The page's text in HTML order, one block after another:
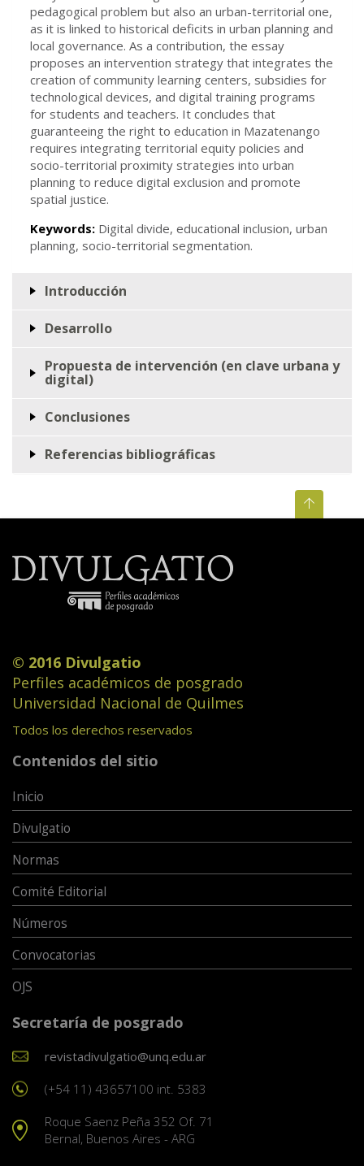
pedagogical problem but also an urban-territorial one,
as it is linked to historical deficits in urban planning and
local governance. As a contribution, the essay
proposes an intervention strategy that integrates the
creation of community learning centers, subsidies for
technological devices, and digital training programs
for students and teachers. It concludes that
guaranteeing the right to education in Mazatenango
requires integrating territorial equity policies and
socio-territorial proximity strategies into urban
planning to reduce digital exclusion and promote
spatial justice.
Keywords: Digital divide, educational inclusion, urban
planning, socio-territorial segmentation.
Introducción
Desarrollo
Propuesta de intervención (en clave urbana y
digital)
Conclusiones
Referencias bibliográficas
© 2016 Divulgatio
Perfiles académicos de posgrado
Universidad Nacional de Quilmes
Todos los derechos reservados
Contenidos del sitio
Inicio
Divulgatio
Normas
Comité Editorial
Números
Convocatorias
OJS
Secretaría de posgrado
revistadivulgatio@unq.edu.ar
(+54 11) 43657100 int. 5383
Roque Saenz Peña 352 Of. 71
Bernal, Buenos Aires - ARG